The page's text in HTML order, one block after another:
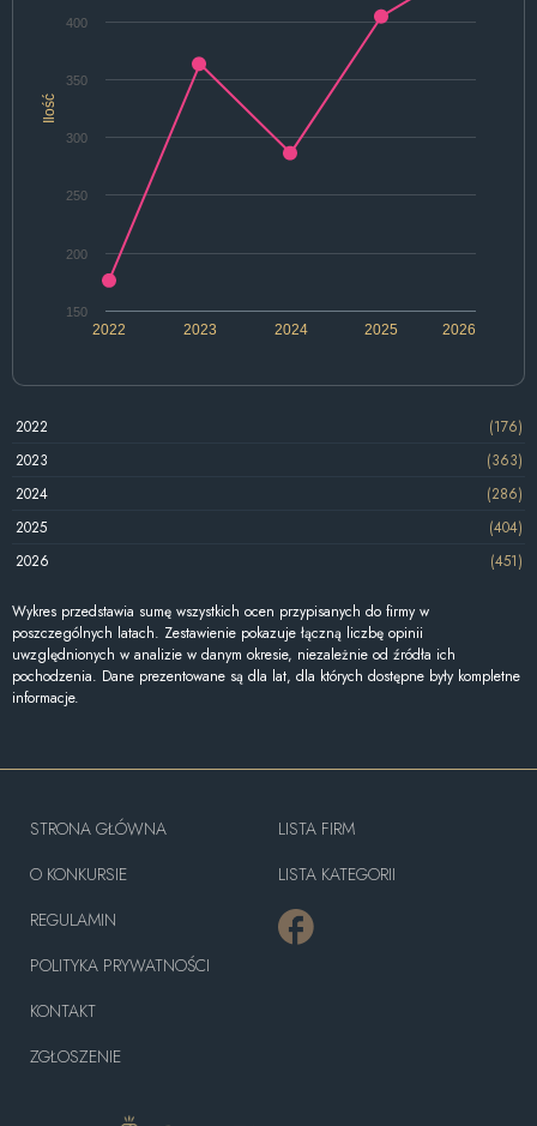
Ilość
2022 2024 2026
2023 2025
150
200
250
300
350
400
2022
(176)
2023
(363)
2024
(286)
2025
(404)
2026
(451)
Wykres przedstawia sumę wszystkich ocen przypisanych do firmy w
poszczególnych latach. Zestawienie pokazuje łączną liczbę opinii
uwzględnionych w analizie w danym okresie, niezależnie od źródła ich
pochodzenia. Dane prezentowane są dla lat, dla których dostępne były kompletne
informacje.
STRONA GŁÓWNA
O KONKURSIE
REGULAMIN
POLITYKA PRYWATNOŚCI
KONTAKT
ZGŁOSZENIE
LISTA FIRM
LISTA KATEGORII